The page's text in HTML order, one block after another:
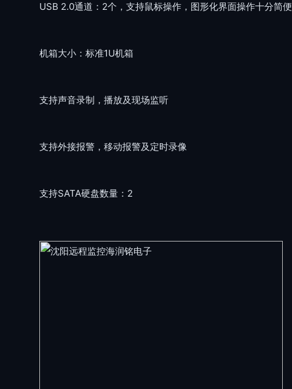
USB 2.0通道：2个，支持鼠标操作，图形化界面操作十分简便
机箱大小：标准1U机箱
支持声音录制，播放及现场监听
支持外接报警，移动报警及定时录像
支持SATA硬盘数量：2